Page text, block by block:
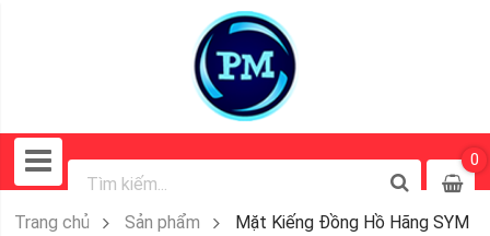
0
Trang chủ Sản phẩm Mặt Kiếng Đồng Hồ Hãng SYM